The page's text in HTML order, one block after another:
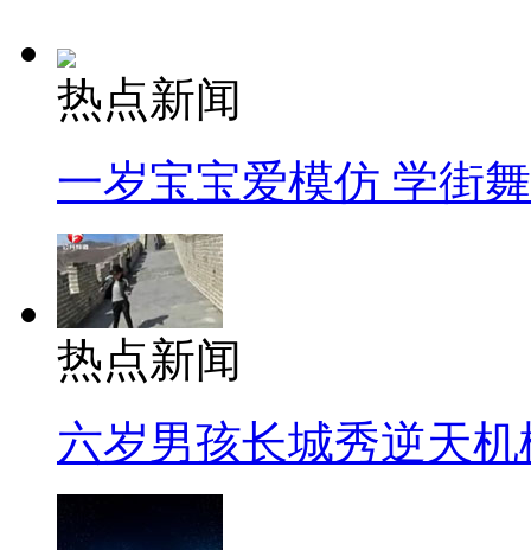
热点新闻
一岁宝宝爱模仿 学街
热点新闻
六岁男孩长城秀逆天机